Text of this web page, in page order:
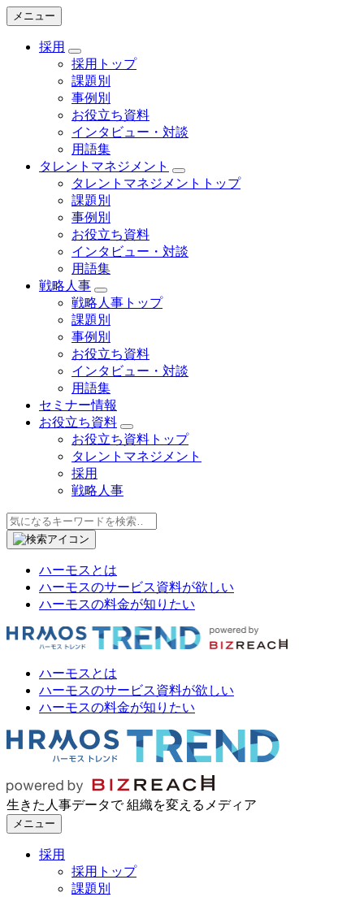
メニュー
採用
採用トップ
課題別
事例別
お役立ち資料
インタビュー・対談
用語集
タレントマネジメント
タレントマネジメントトップ
課題別
事例別
お役立ち資料
インタビュー・対談
用語集
戦略人事
戦略人事トップ
課題別
事例別
お役立ち資料
インタビュー・対談
用語集
セミナー情報
お役立ち資料
お役立ち資料トップ
タレントマネジメント
採用
戦略人事
ハーモスとは
ハーモスのサービス資料が欲しい
ハーモスの料金が知りたい
ハーモスとは
ハーモスのサービス資料が欲しい
ハーモスの料金が知りたい
生きた人事データで 組織を変えるメディア
メニュー
採用
採用トップ
課題別